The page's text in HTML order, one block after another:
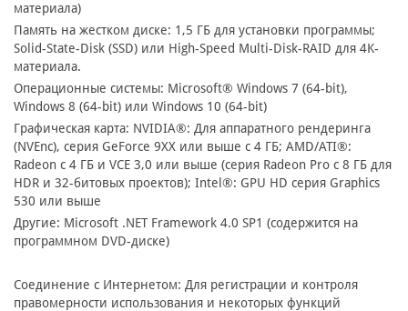
материала)
Память на жестком диске: 1,5 ГБ для установки программы;
Solid-State-Disk (SSD) или High-Speed Multi-Disk-RAID для 4K-
материала.
Операционные системы: Microsoft® Windows 7 (64-bit),
Windows 8 (64-bit) или Windows 10 (64-bit)
Графическая карта: NVIDIA®: Для аппаратного рендеринга
(NVEnc), серия GeForce 9XX или выше с 4 ГБ; AMD/ATI®:
Radeon с 4 ГБ и VCE 3,0 или выше (серия Radeon Pro с 8 ГБ для
HDR и 32-битовых проектов); Intel®: GPU HD серия Graphics
530 или выше
Другие: Microsoft .NET Framework 4.0 SP1 (содержится на
программном DVD-диске)
Соединение с Интернетом: Для регистрации и контроля
правомерности использования и некоторых функций